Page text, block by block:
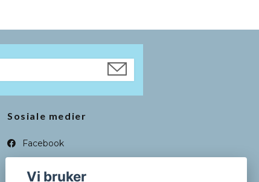
Sosiale medier
Facebook
Vi bruker